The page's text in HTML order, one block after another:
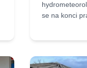
se na konci